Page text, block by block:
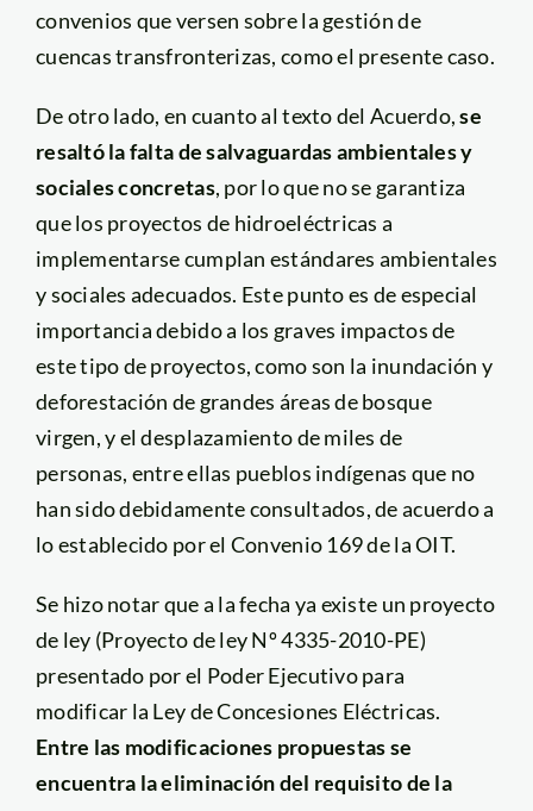
convenios que versen sobre la gestión de
cuencas transfronterizas, como el presente caso.
De otro lado, en cuanto al texto del Acuerdo,se
resaltó la falta de salvaguardas ambientales y
sociales concretas, por lo que no se garantiza
que los proyectos de hidroeléctricas a
implementarse cumplan estándares ambientales
y sociales adecuados. Este punto es de especial
importancia debido a los graves impactos de
este tipo de proyectos, como son la inundación y
deforestación de grandes áreas de bosque
virgen, y el desplazamiento de miles de
personas, entre ellas pueblos indígenas que no
han sido debidamente consultados, de acuerdo a
lo establecido por el Convenio 169 de la OIT.
Se hizo notar que a la fecha ya existe un proyecto
de ley (Proyecto de ley Nº 4335-2010-PE)
presentado por el Poder Ejecutivo para
modificar la Ley de Concesiones Eléctricas.
Entre las modificaciones propuestas se
encuentra la eliminación del requisito de la